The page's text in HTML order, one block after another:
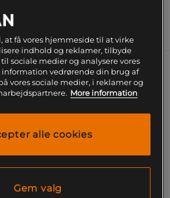
praktiske og desuden
fra Better Bodies!
og luftgennemstrømning.
polstret håndflade og elastisk
håndryggen og mellem fingrene
og
at få vores hjemmeside til at virke
indhold og reklamer, tilbyde
sociale medier og analysere vores
information vedrørende din brug af
vores sociale medier, i reklamer og
More information
alle cookies
Gem valg